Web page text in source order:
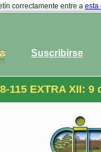
correctamente entre a esta
Suscribirse
115 EXTRA XII: 9